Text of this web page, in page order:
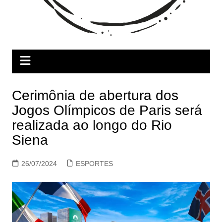
Cerimônia de abertura dos
Jogos Olímpicos de Paris será
realizada ao longo do Rio
Siena
26/07/2024 ESPORTES